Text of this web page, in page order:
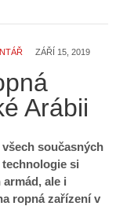
ZÁŘÍ 15, 2019
Arábii
současných
si
ale i
ropná zařízení v